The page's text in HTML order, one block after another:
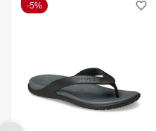
5%